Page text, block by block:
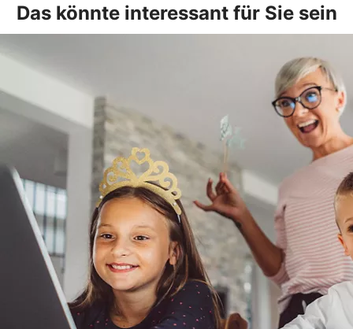
Das könnte interessant für Sie sein